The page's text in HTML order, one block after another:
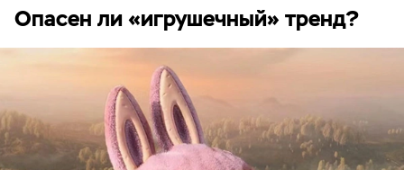
Опасен ли «игрушечный» тренд?